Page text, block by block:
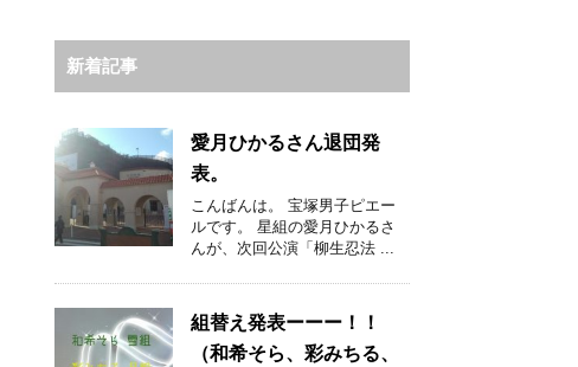
新着記事
愛月ひかるさん退団発
表。
こんばんは。 宝塚男子ピエー
ルです。 星組の愛月ひかるさ
んが、次回公演「柳生忍法 ...
組替え発表ーーー！！
（和希そら、彩みちる、